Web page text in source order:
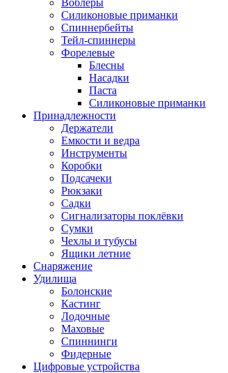
Воблеры
Силиконовые приманки
Спиннербейты
Тейл-спиннеры
Форелевые
Блесны
Насадки
Паста
Силиконовые приманки
Принадлежности
Держатели
Емкости и ведра
Инструменты
Коробки
Подсачеки
Рюкзаки
Садки
Сигнализаторы поклёвки
Сумки
Чехлы и тубусы
Ящики летние
Снаряжение
Удилища
Болонские
Кастинг
Лодочные
Маховые
Спиннинги
Фидерные
Цифровые устройства